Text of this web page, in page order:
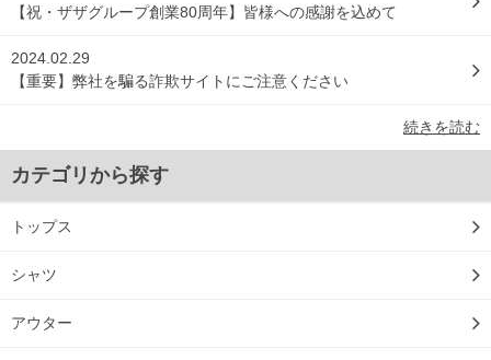
【祝・ザザグループ創業80周年】皆様への感謝を込めて
2024.02.29
【重要】弊社を騙る詐欺サイトにご注意ください
続きを読む
カテゴリから探す
トップス
シャツ
アウター